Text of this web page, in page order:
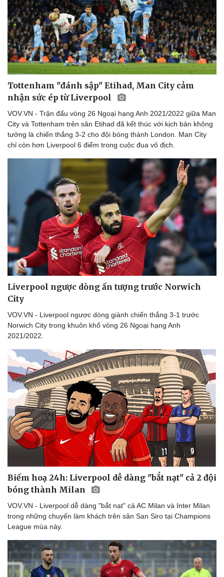
Tottenham "đánh sập" Etihad, Man City cảm
nhận sức ép từ Liverpool
VOV.VN - Trận đấu vòng 26 Ngoại hạng Anh 2021/2022 giữa Man
City và Tottenham trên sân Etihad đã kết thúc với kịch bản không
tưởng là chiến thắng 3-2 cho đội bóng thành London. Man City
chỉ còn hơn Liverpool 6 điểm trong cuộc đua vô địch.
Liverpool ngược dòng ấn tượng trước Norwich
City
VOV.VN - Liverpool ngược dòng giành chiến thắng 3-1 trước
Norwich City trong khuôn khổ vòng 26 Ngoại hạng Anh
2021/2022.
Biếm hoạ 24h: Liverpool dễ dàng "bắt nạt" cả 2 đội
bóng thành Milan
VOV.VN - Liverpool dễ dàng "bắt nạt" cả AC Milan và Inter Milan
trong những chuyến làm khách trên sân San Siro tại Champions
League mùa này.